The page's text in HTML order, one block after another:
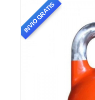
INVIO GRATIS